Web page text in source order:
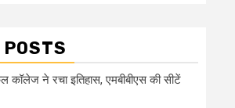
कॉलेज ने रचा इतिहास, एमबीबीएस की सीटें